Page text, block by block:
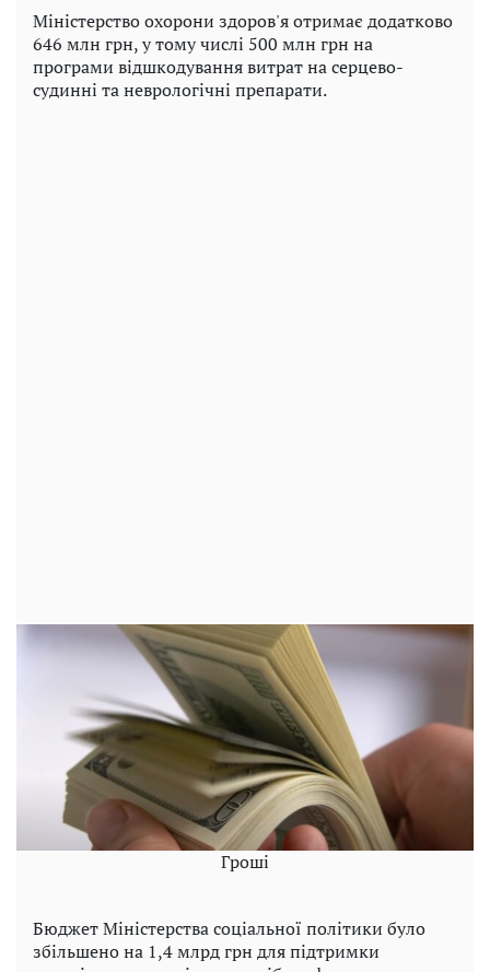
Міністерство охорони здоров'я отримає додатково
646 млн грн, у тому числі 500 млн грн на
програми відшкодування витрат на серцево-
судинні та неврологічні препарати.
Гроші
Бюджет Міністерства соціальної політики було
збільшено на 1,4 млрд грн для підтримки